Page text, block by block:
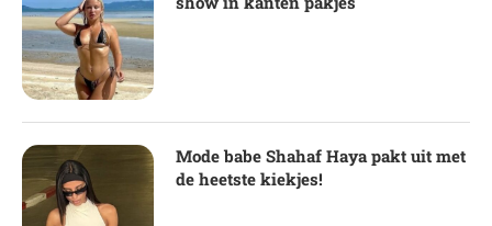
Mode babe Shahaf Haya pakt uit met
de heetste kiekjes!